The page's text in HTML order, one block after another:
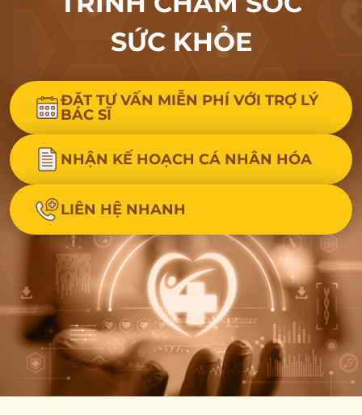
SỨC KHỎE
ĐẶT TƯ VẤN MIỄN PHÍ VỚI TRỢ LÝ
BÁC SĨ
NHẬN KẾ HOẠCH CÁ NHÂN HÓA
LIÊN HỆ NHANH